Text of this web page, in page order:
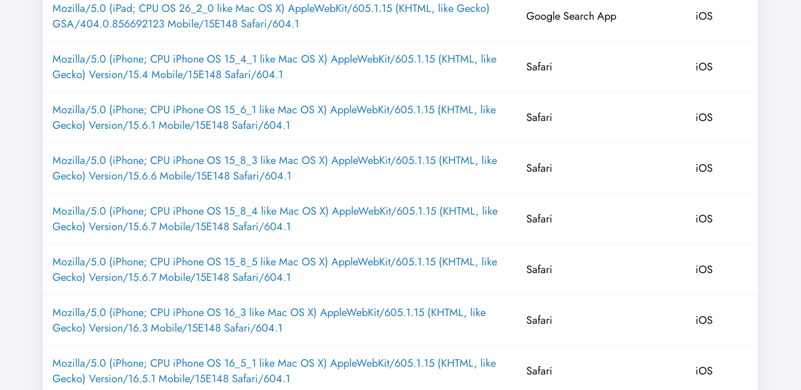
Mozilla/5.0 (iPad; CPU OS 26_2_0 like Mac OS X) AppleWebKit/605.1.15 (KHTML, like Gecko)
GSA/404.0.856692123 Mobile/15E148 Safari/604.1
Google Search App iOS
Mozilla/5.0 (iPhone; CPU iPhone OS 15_4_1 like Mac OS X) AppleWebKit/605.1.15 (KHTML, like
Gecko) Version/15.4 Mobile/15E148 Safari/604.1
Safari iOS
Mozilla/5.0 (iPhone; CPU iPhone OS 15_6_1 like Mac OS X) AppleWebKit/605.1.15 (KHTML, like
Gecko) Version/15.6.1 Mobile/15E148 Safari/604.1
Safari iOS
Mozilla/5.0 (iPhone; CPU iPhone OS 15_8_3 like Mac OS X) AppleWebKit/605.1.15 (KHTML, like
Gecko) Version/15.6.6 Mobile/15E148 Safari/604.1
Safari iOS
Mozilla/5.0 (iPhone; CPU iPhone OS 15_8_4 like Mac OS X) AppleWebKit/605.1.15 (KHTML, like
Gecko) Version/15.6.7 Mobile/15E148 Safari/604.1
Safari iOS
Mozilla/5.0 (iPhone; CPU iPhone OS 15_8_5 like Mac OS X) AppleWebKit/605.1.15 (KHTML, like
Gecko) Version/15.6.7 Mobile/15E148 Safari/604.1
Safari iOS
Mozilla/5.0 (iPhone; CPU iPhone OS 16_3 like Mac OS X) AppleWebKit/605.1.15 (KHTML, like
Gecko) Version/16.3 Mobile/15E148 Safari/604.1
Safari iOS
Mozilla/5.0 (iPhone; CPU iPhone OS 16_5_1 like Mac OS X) AppleWebKit/605.1.15 (KHTML, like
Gecko) Version/16.5.1 Mobile/15E148 Safari/604.1
Safari iOS